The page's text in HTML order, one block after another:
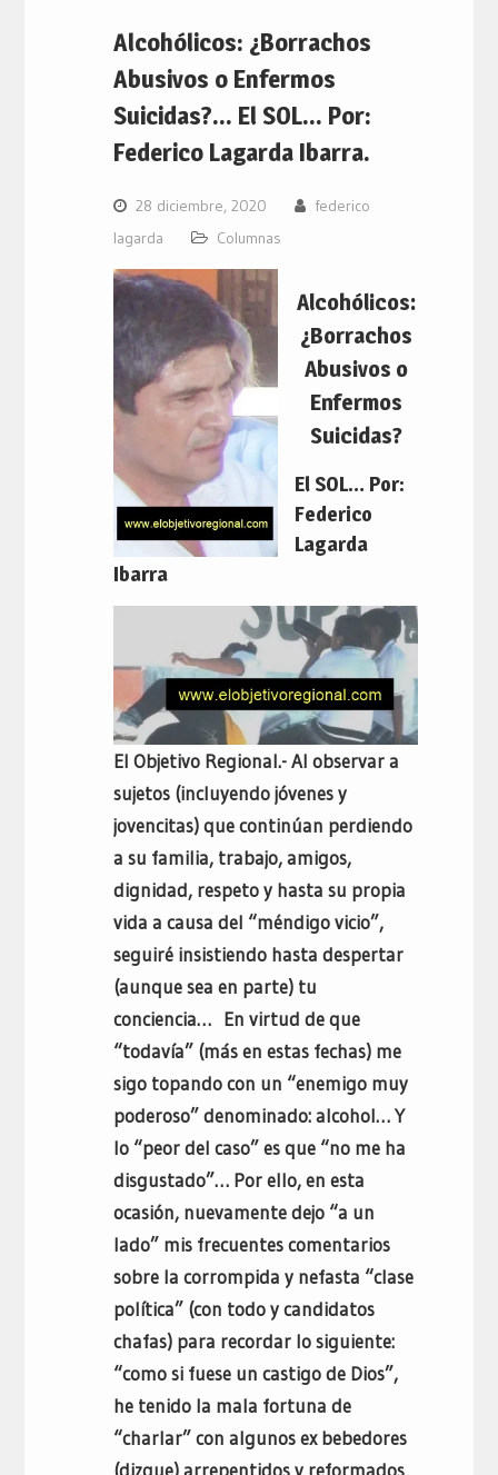
Alcohólicos: ¿Borrachos
Abusivos o Enfermos
Suicidas?… El SOL… Por:
Federico Lagarda Ibarra.
28 diciembre, 2020
federico
lagarda
Columnas
Alcohólicos:
¿Borrachos
Abusivos o
Enfermos
Suicidas?
El SOL… Por:
Federico
Lagarda
Ibarra
El Objetivo Regional.- Al observar a
sujetos (incluyendo jóvenes y
jovencitas) que continúan perdiendo
a su familia, trabajo, amigos,
dignidad, respeto y hasta su propia
vida a causa del “méndigo vicio”,
seguiré insistiendo hasta despertar
(aunque sea en parte) tu
conciencia… En virtud de que
“todavía” (más en estas fechas) me
sigo topando con un “enemigo muy
poderoso” denominado: alcohol… Y
lo “peor del caso” es que “no me ha
disgustado”… Por ello, en esta
ocasión, nuevamente dejo “a un
lado” mis frecuentes comentarios
sobre la corrompida y nefasta “clase
política” (con todo y candidatos
chafas) para recordar lo siguiente:
“como si fuese un castigo de Dios”,
he tenido la mala fortuna de
“charlar” con algunos ex bebedores
(dizque) arrepentidos y reformados